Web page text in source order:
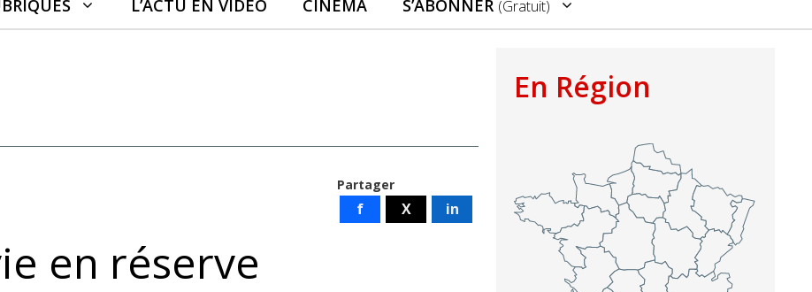
L’ACTU EN VIDÉO CINÉMA S’ABONNER (gratuit)
Partager
f X in
en réserve
En Région